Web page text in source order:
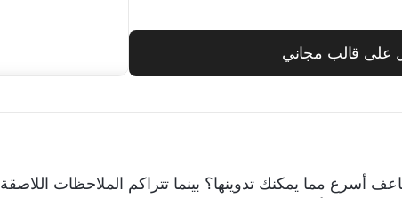
على قالب مجاني
مما يمكنك تدوينها؟ بينما تتراكم الملاحظات اللاصقة